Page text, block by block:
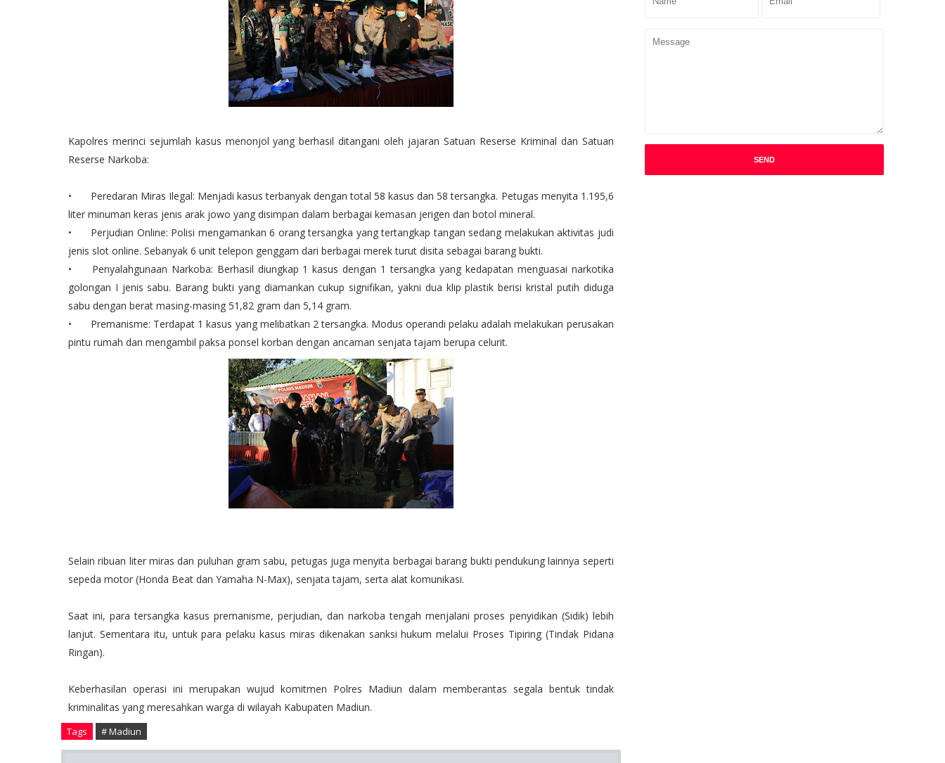
Kapolres merinci sejumlah kasus menonjol yang berhasil ditangani oleh jajaran Satuan Reserse Kriminal dan Satuan
Reserse Narkoba:
•
Peredaran Miras Ilegal: Menjadi kasus terbanyak dengan total 58 kasus dan 58 tersangka. Petugas menyita 1.195,6
liter minuman keras jenis arak jowo yang disimpan dalam berbagai kemasan jerigen dan botol mineral.
•
Perjudian Online: Polisi mengamankan 6 orang tersangka yang tertangkap tangan sedang melakukan aktivitas judi
jenis slot online. Sebanyak 6 unit telepon genggam dari berbagai merek turut disita sebagai barang bukti.
•
Penyalahgunaan Narkoba: Berhasil diungkap 1 kasus dengan 1 tersangka yang kedapatan menguasai narkotika
golongan I jenis sabu. Barang bukti yang diamankan cukup signifikan, yakni dua klip plastik berisi kristal putih diduga
sabu dengan berat masing-masing 51,82 gram dan 5,14 gram.
•
Premanisme: Terdapat 1 kasus yang melibatkan 2 tersangka. Modus operandi pelaku adalah melakukan perusakan
pintu rumah dan mengambil paksa ponsel korban dengan ancaman senjata tajam berupa celurit.
Selain ribuan liter miras dan puluhan gram sabu, petugas juga menyita berbagai barang bukti pendukung lainnya seperti
sepeda motor (Honda Beat dan Yamaha N-Max), senjata tajam, serta alat komunikasi.
Saat ini, para tersangka kasus premanisme, perjudian, dan narkoba tengah menjalani proses penyidikan (Sidik) lebih
lanjut. Sementara itu, untuk para pelaku kasus miras dikenakan sanksi hukum melalui Proses Tipiring (Tindak Pidana
Ringan).
Keberhasilan operasi ini merupakan wujud komitmen Polres Madiun dalam memberantas segala bentuk tindak
kriminalitas yang meresahkan warga di wilayah Kabupaten Madiun.
Tags # Madiun